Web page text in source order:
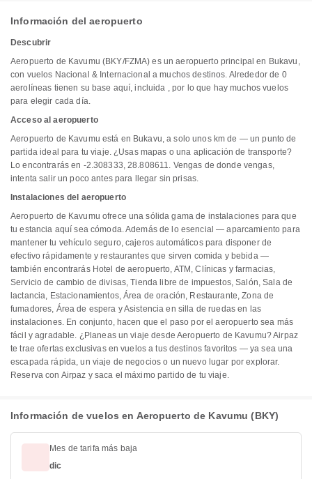
Información del aeropuerto
Descubrir
Aeropuerto de Kavumu (BKY/FZMA) es un aeropuerto principal en Bukavu,
con vuelos Nacional & Internacional a muchos destinos. Alrededor de 0
aerolíneas tienen su base aquí, incluida , por lo que hay muchos vuelos
para elegir cada día.
Acceso al aeropuerto
Aeropuerto de Kavumu está en Bukavu, a solo unos km de — un punto de
partida ideal para tu viaje. ¿Usas mapas o una aplicación de transporte?
Lo encontrarás en -2.308333, 28.808611. Vengas de donde vengas,
intenta salir un poco antes para llegar sin prisas.
Instalaciones del aeropuerto
Aeropuerto de Kavumu ofrece una sólida gama de instalaciones para que
tu estancia aquí sea cómoda. Además de lo esencial — aparcamiento para
mantener tu vehículo seguro, cajeros automáticos para disponer de
efectivo rápidamente y restaurantes que sirven comida y bebida —
también encontrarás Hotel de aeropuerto, ATM, Clínicas y farmacias,
Servicio de cambio de divisas, Tienda libre de impuestos, Salón, Sala de
lactancia, Estacionamientos, Área de oración, Restaurante, Zona de
fumadores, Área de espera y Asistencia en silla de ruedas en las
instalaciones. En conjunto, hacen que el paso por el aeropuerto sea más
fácil y agradable. ¿Planeas un viaje desde Aeropuerto de Kavumu? Airpaz
te trae ofertas exclusivas en vuelos a tus destinos favoritos — ya sea una
escapada rápida, un viaje de negocios o un nuevo lugar por explorar.
Reserva con Airpaz y saca el máximo partido de tu viaje.
Información de vuelos en Aeropuerto de Kavumu (BKY)
Mes de tarifa más baja
dic